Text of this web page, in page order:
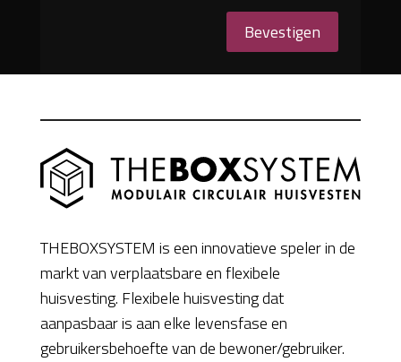
Bevestigen
THEBOXSYSTEM is een innovatieve speler in de
markt van verplaatsbare en flexibele
huisvesting. Flexibele huisvesting dat
aanpasbaar is aan elke levensfase en
gebruikersbehoefte van de bewoner/gebruiker.